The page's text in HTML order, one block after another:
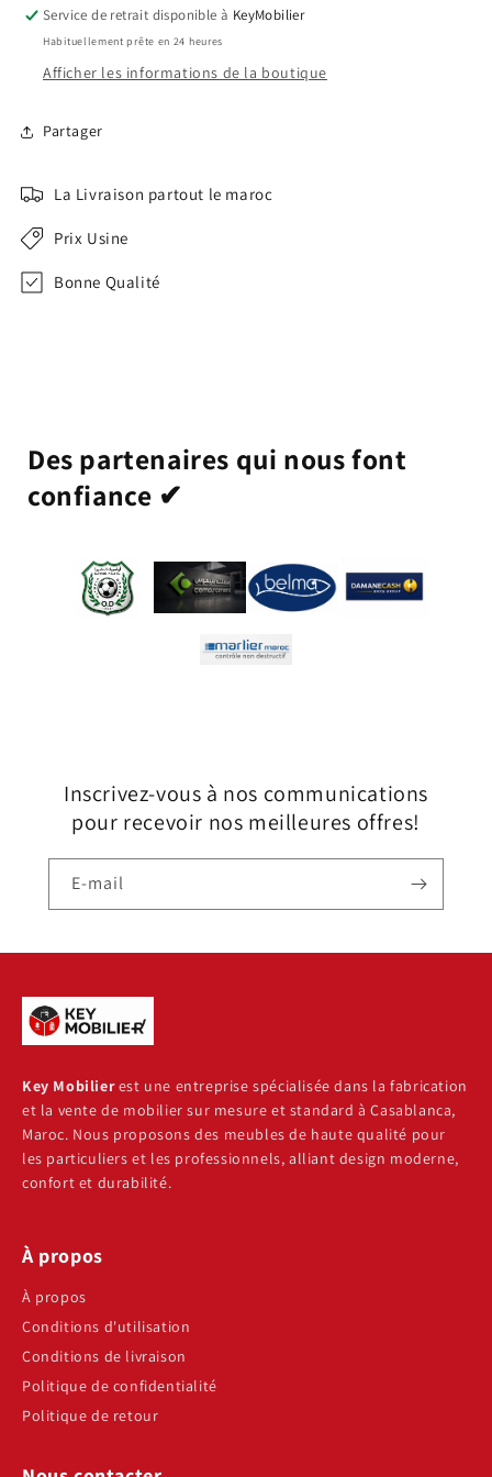
Service de retrait disponible à KeyMobilier
Habituellement prête en 24 heures
Afficher les informations de la boutique
Partager
La Livraison partout le maroc
Prix Usine
Bonne Qualité
Des partenaires qui nous font
confiance ✔
Inscrivez-vous à nos communications
pour recevoir nos meilleures offres!
E-mail
Key Mobilierest une entreprise spécialisée dans la fabrication
et la vente de mobilier sur mesure et standard à Casablanca,
Maroc. Nous proposons des meubles de haute qualité pour
les particuliers et les professionnels, alliant design moderne,
confort et durabilité.
À propos
À propos
Conditions d'utilisation
Conditions de livraison
Politique de confidentialité
Politique de retour